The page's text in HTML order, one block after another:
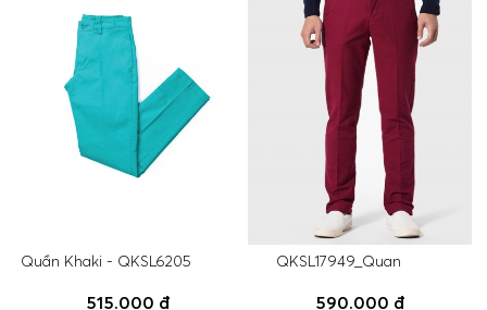
Quần Khaki - QKSL6205
515.000 ₫
QKSL17949_Quan
590.000 ₫